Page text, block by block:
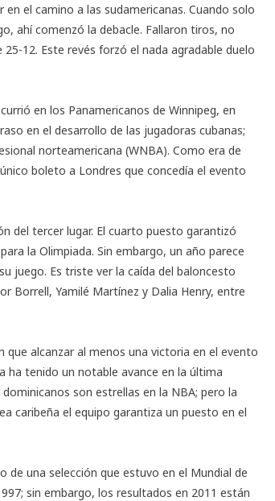
el camino a las sudamericanas. Cuando solo
ahí comenzó la debacle. Fallaron tiros, no
12. Este revés forzó el nada agradable duelo
en los Panamericanos de Winnipeg, en
en el desarrollo de las jugadoras cubanas;
norteamericana (WNBA). Como era de
boleto a Londres que concedía el evento
del tercer lugar. El cuarto puesto garantizó
la Olimpiada. Sin embargo, un año parece
juego. Es triste ver la caída del baloncesto
Borrell, Yamilé Martínez y Dalia Henry, entre
alcanzar al menos una victoria en el evento
ha tenido un notable avance en la última
son estrellas en la NBA; pero la
caribeña el equipo garantiza un puesto en el
de una selección que estuvo en el Mundial de
sin embargo, los resultados en 2011 están